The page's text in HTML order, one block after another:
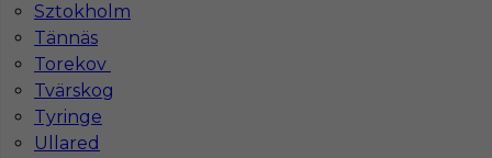
Sztokholm
Tännäs
Torekov
Tvärskog
Tyringe
Ullared
Wymagane języki
Stawka 9 - 11